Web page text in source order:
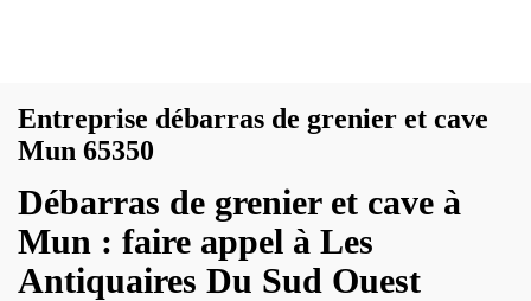
Entreprise débarras de grenier et cave
Mun 65350
Débarras de grenier et cave à
Mun : faire appel à Les
Antiquaires Du Sud Ouest